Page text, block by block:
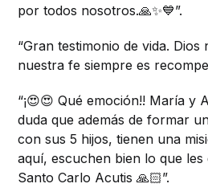
por todos nosotros.🙏✨💙”.
“Gran testimonio de vida.
nuestra fe siempre es
“¡😍😍 Qué emoción!! María y
duda que además de formar
con sus 5 hijos, tienen una
aquí, escuchen bien lo que
Santo Carlo Acutis 🙏🏻”.